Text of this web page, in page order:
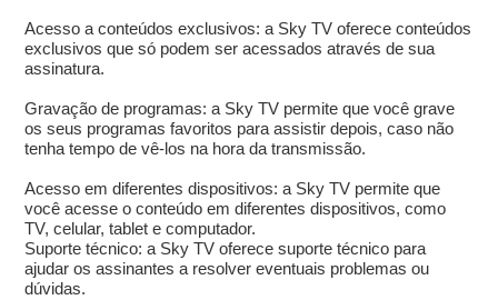
Acesso a conteúdos exclusivos: a Sky TV oferece conteúdos
exclusivos que só podem ser acessados através de sua
assinatura.
Gravação de programas: a Sky TV permite que você grave
os seus programas favoritos para assistir depois, caso não
tenha tempo de vê-los na hora da transmissão.
Acesso em diferentes dispositivos: a Sky TV permite que
você acesse o conteúdo em diferentes dispositivos, como
TV, celular, tablet e computador.
Suporte técnico: a Sky TV oferece suporte técnico para
ajudar os assinantes a resolver eventuais problemas ou
dúvidas.